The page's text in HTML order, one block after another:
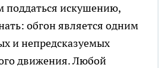
поддаться искушению,
обгон является одним
и непредсказуемых
движения. Любой